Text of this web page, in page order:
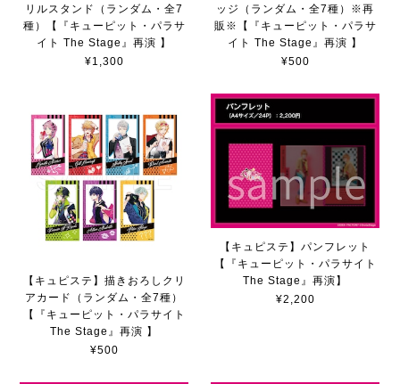
リルスタンド（ランダム・全7
種）【『キューピット・パラサ
イト The Stage』再演 】
¥1,300
ッジ（ランダム・全7種）※再
販※【『キューピット・パラサ
イト The Stage』再演 】
¥500
【キュピステ】描きおろしクリ
アカード（ランダム・全7種）
【『キューピット・パラサイト
The Stage』再演 】
¥500
【キュピステ】パンフレット
【『キューピット・パラサイト
The Stage』再演】
¥2,200